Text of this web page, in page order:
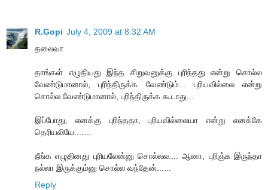
R.Gopi July 4, 2009 at 8:32 AM
தலைவா
தாங்கள் எழுதியது இந்த சிறுவனுக்கு புரிந்தது என்று சொல்ல
வேண்டுமானால், புரிந்திருக்க வேண்டும்... புரியவில்லை என்று
சொல்ல வேண்டுமானால், புரிந்திருக்க கூடாது...
இப்போது, எனக்கு புரிந்ததா, புரியவில்லையா என்று எனக்கே
தெரியலியே.......
நீங்க எழுதினது புரியலேன்னு சொல்லல.... ஆனா, புரிஞ்சு இருந்தா
நல்லா இருக்கும்னு சொல்ல வந்தேன்......
Reply